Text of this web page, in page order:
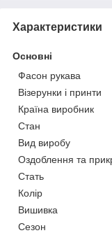
Характеристики
Основні
Фасон рукава
Візерунки і принти
Країна виробник
Стан
Вид виробу
Оздоблення та
Стать
Колір
Вишивка
Сезон